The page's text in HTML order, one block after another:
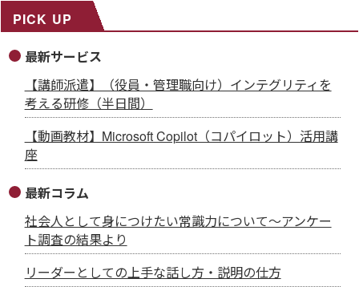
PICK UP
最新サービス
【講師派遣】（役員・管理職向け）インテグリティを
考える研修（半日間）
【動画教材】Microsoft Copilot（コパイロット）活用講
座
最新コラム
社会人として身につけたい常識力について～アンケー
ト調査の結果より
リーダーとしての上手な話し方・説明の仕方